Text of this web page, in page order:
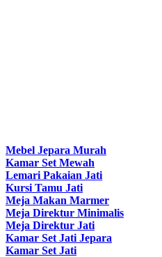
Mebel Jepara Murah
Kamar Set Mewah
Lemari Pakaian Jati
Kursi Tamu Jati
Meja Makan Marmer
Meja Direktur Minimalis
Meja Direktur Jati
Kamar Set Jati Jepara
Kamar Set Jati